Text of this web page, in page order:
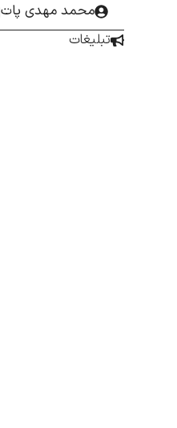
محمد مهدی پات
تبلیغات